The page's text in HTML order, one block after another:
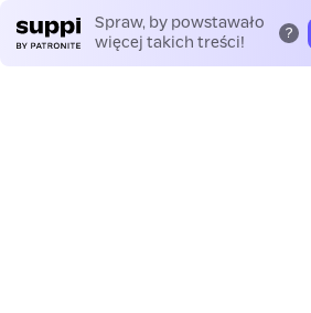
Spraw, by powstawało
więcej takich treści!
?